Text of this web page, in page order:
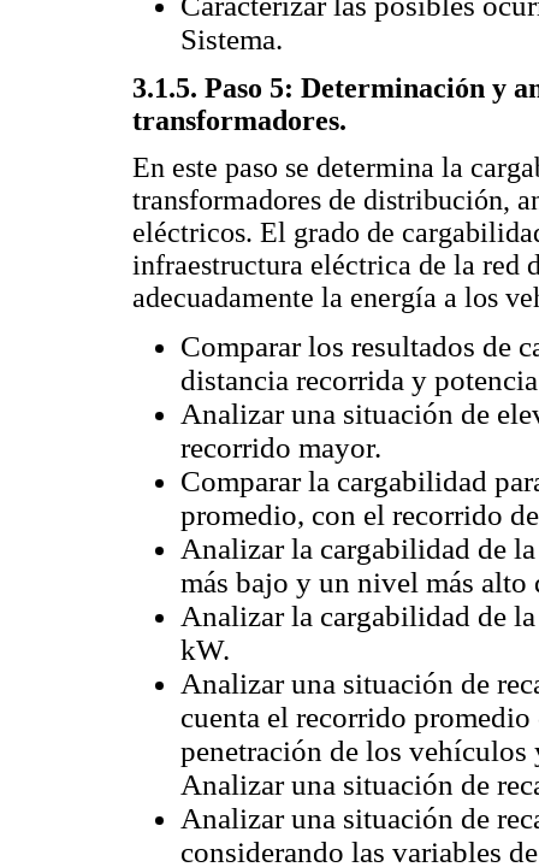
Sistema.
3.1.5. Paso 5: Determinación y
transformadores.
En este paso se determina la
transformadores de distribución,
eléctricos. El grado de
infraestructura eléctrica de la red
adecuadamente la energía a los
Comparar los resultados de
distancia recorrida y
Analizar una situación de
recorrido mayor.
Comparar la cargabilidad
promedio, con el recorrido
Analizar la cargabilidad de
más bajo y un nivel más alto
Analizar la cargabilidad de
kW.
Analizar una situación de
cuenta el recorrido
penetración de los vehículos
Analizar una situación de
Analizar una situación de
considerando las variables